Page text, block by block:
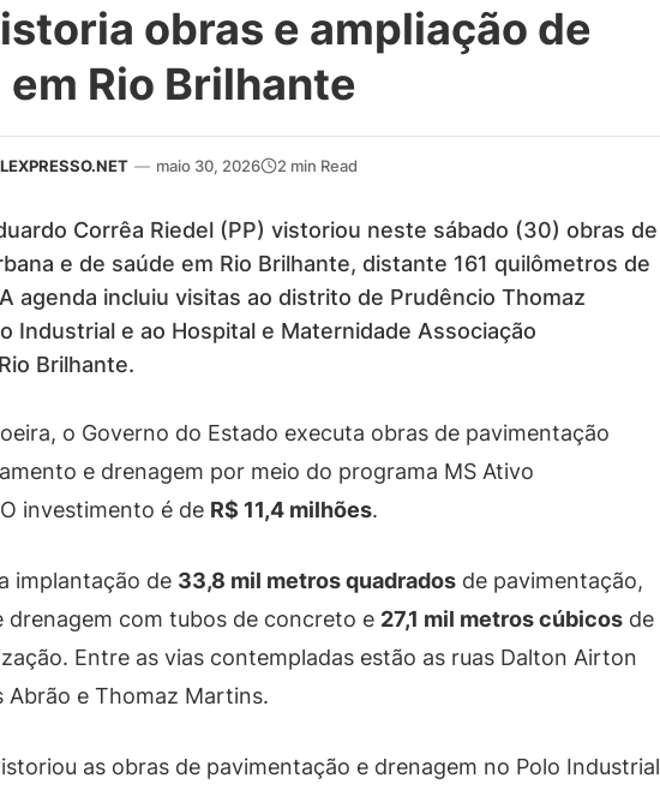
obras e ampliação de
Rio Brilhante
— maio 30, 2026 2 min Read
Corrêa Riedel (PP) vistoriou neste sábado (30) obras de
e de saúde em Rio Brilhante, distante 161 quilômetros de
agenda incluiu visitas ao distrito de Prudêncio Thomaz
Industrial e ao Hospital e Maternidade Associação
Brilhante.
o Governo do Estado executa obras de pavimentação
e drenagem por meio do programa MS Ativo
investimento é de R$ 11,4 milhões.
implantação de 33,8 mil metros quadrados de pavimentação,
drenagem com tubos de concreto e 27,1 mil metros cúbicos de
Entre as vias contempladas estão as ruas Dalton Airton
Abrão e Thomaz Martins.
as obras de pavimentação e drenagem no Polo Industrial